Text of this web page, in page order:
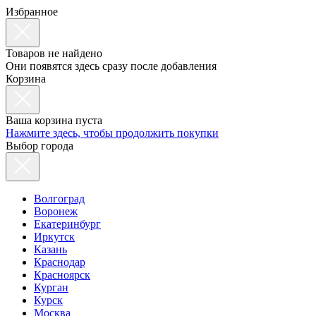
Избранное
Товаров не найдено
Они появятся здесь сразу после добавления
Корзина
Ваша корзина пуста
Нажмите здесь, чтобы продолжить покупки
Выбор города
Волгоград
Воронеж
Екатеринбург
Иркутск
Казань
Краснодар
Красноярск
Курган
Курск
Москва